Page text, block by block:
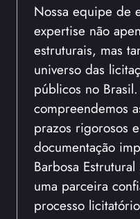
Nossa equipe de
expertise não
estruturais, mas
universo das
públicos no
compreendemos
prazos rigorosos
documentação
Barbosa
uma parceira
processo